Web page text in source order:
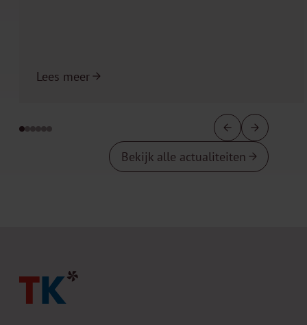
Lees meer
Bekijk alle actualiteiten